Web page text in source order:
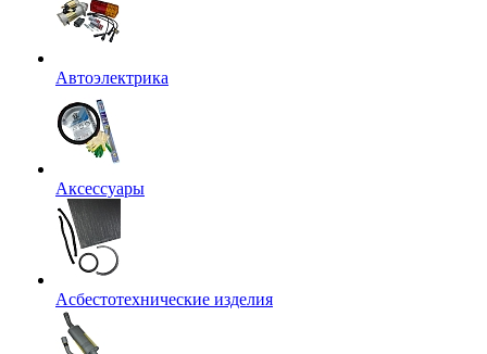
Автоэлектрика
Аксессуары
Асбестотехнические изделия